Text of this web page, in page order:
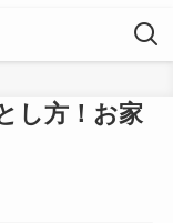
し方！お家